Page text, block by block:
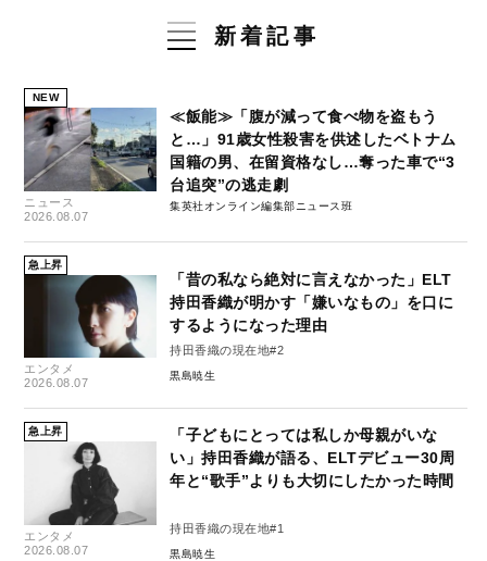
新着記事
NEW
ニュース
2026.08.07
≪飯能≫「腹が減って食べ物を盗もう
と…」91歳女性殺害を供述したベトナム
国籍の男、在留資格なし…奪った車で“3
台追突”の逃走劇
集英社オンライン編集部ニュース班
急上昇
エンタメ
2026.08.07
「昔の私なら絶対に言えなかった」ELT
持田香織が明かす「嫌いなもの」を口に
するようになった理由
持田香織の現在地#2
黒島暁生
急上昇
エンタメ
2026.08.07
「子どもにとっては私しか母親がいな
い」持田香織が語る、ELTデビュー30周
年と“歌手”よりも大切にしたかった時間
持田香織の現在地#1
黒島暁生